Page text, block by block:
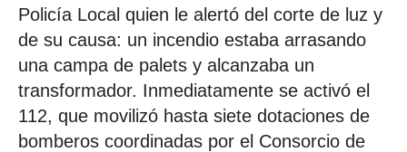
Policía Local quien le alertó del corte de luz y
de su causa: un incendio estaba arrasando
una campa de palets y alcanzaba un
transformador. Inmediatamente se activó el
112, que movilizó hasta siete dotaciones de
bomberos coordinadas por el Consorcio de